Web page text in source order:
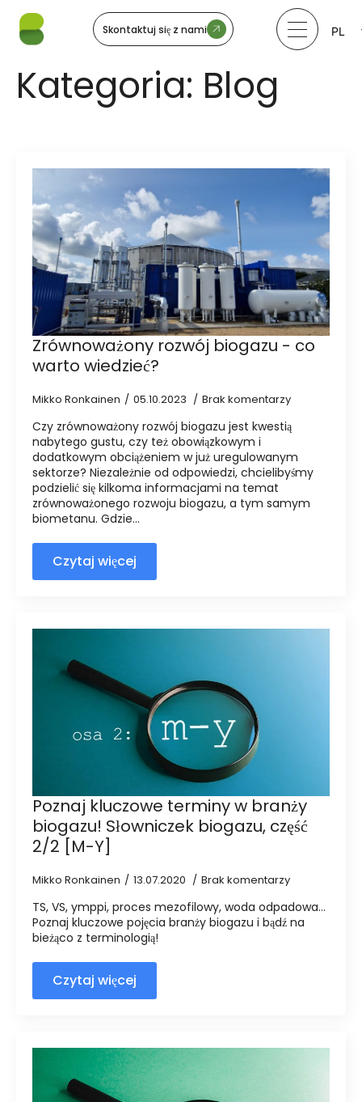
Skontaktuj się z nami
PL
Kategoria: Blog
Zrównoważony rozwój biogazu - co
warto wiedzieć?
Mikko Ronkainen 05.10.2023 Brak komentarzy
Czy zrównoważony rozwój biogazu jest kwestią
nabytego gustu, czy też obowiązkowym i
dodatkowym obciążeniem w już uregulowanym
sektorze? Niezależnie od odpowiedzi, chcielibyśmy
podzielić się kilkoma informacjami na temat
zrównoważonego rozwoju biogazu, a tym samym
biometanu. Gdzie...
Czytaj więcej
Poznaj kluczowe terminy w branży
biogazu! Słowniczek biogazu, część
2/2 [M-Y]
Mikko Ronkainen 13.07.2020 Brak komentarzy
TS, VS, ymppi, proces mezofilowy, woda odpadowa...
Poznaj kluczowe pojęcia branży biogazu i bądź na
bieżąco z terminologią!
Czytaj więcej